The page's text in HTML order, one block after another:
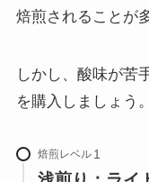
焙煎されることが
しかし、酸味が苦
を購入しましょう。
焙煎レベル